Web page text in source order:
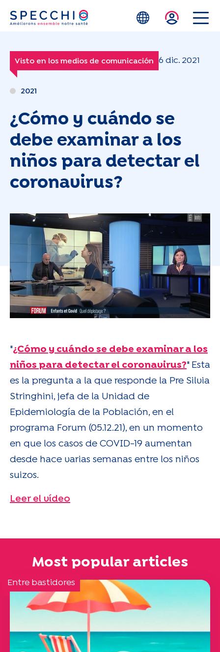
Skip to main content
Visto en los medios de comunicación 6 dic. 2021
2021
¿Cómo y cuándo se
debe examinar a los
niños para detectar el
coronavirus?
"¿Cómo y cuándo se debe examinar a los
niños para detectar el coronavirus?" Esta
es la pregunta a la que responde la Pre Silvia
Stringhini, jefa de la Unidad de
Epidemiología de la Población, en el
programa Forum (05.12.21), en un momento
en que los casos de COVID-19 aumentan
desde hace varias semanas entre los niños
suizos.
Leer el vídeo
Most popular articles
Entre bastidores